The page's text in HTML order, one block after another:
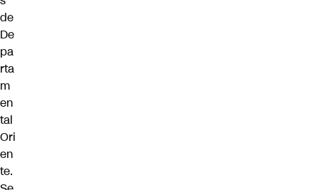
de
De
pa
rta
m
en
tal
Ori
en
te.